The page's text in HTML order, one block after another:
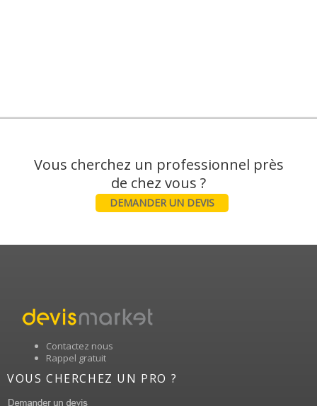
Vous cherchez un professionnel près
DEMANDER UN DEVIS
Contactez nous
Rappel gratuit
VOUS CHERCHEZ UN PRO ?